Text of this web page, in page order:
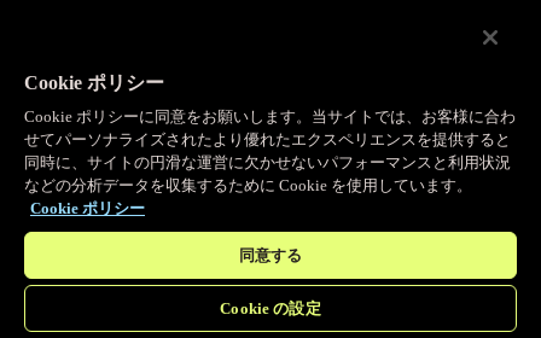
Object Storage
送信量ゼロで大容量ファイルにエッジで直接アクセス
プログラマブルキャッシュ
Cookie ポリシー
Cookie ポリシーに同意をお願いします。当サイトでは、お客様に合わ
せてパーソナライズされたより優れたエクスペリエンスを提供すると
同時に、サイトの円滑な運営に欠かせないパフォーマンスと利用状況
などの分析データを収集するために Cookie を使用しています。
Cookie ポリシー
同意する
Cookie の設定